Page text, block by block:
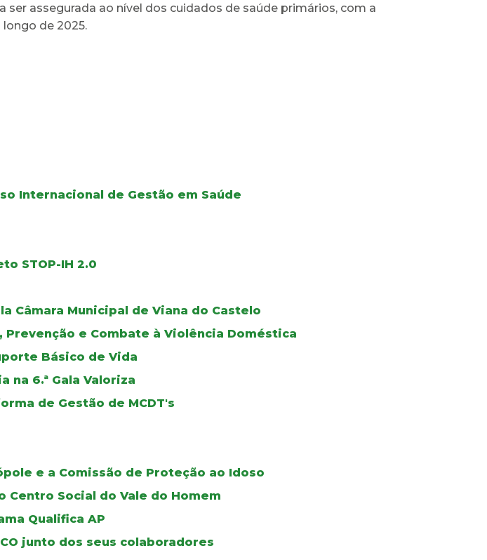
assegurada ao nível dos cuidados de saúde primários, com a
de 2025.
Internacional de Gestão em Saúde
STOP-IH 2.0
Câmara Municipal de Viana do Castelo
Prevenção e Combate à Violência Doméstica
Básico de Vida
na 6.ª Gala Valoriza
de Gestão de MCDT's
e a Comissão de Proteção ao Idoso
Centro Social do Vale do Homem
Qualifica AP
junto dos seus colaboradores